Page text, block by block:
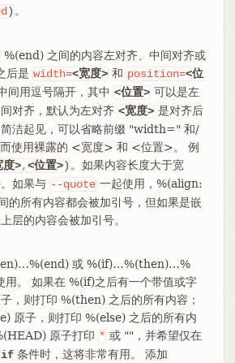
) 。
之间的内容左对齐、中间对齐或
后是 width=<宽度> 和 position=<位
间用逗号隔开，其中 <位置> 可以是左
对齐，默认为左对齐 <宽度> 是对齐后
简洁起见，可以省略前缀 "width=" 和/
使用裸露的 <宽度> 和 <位置>。 例
度>,<位置>) 。如果内容长度大于宽
如果与 --quote 一起使用，%(align:
所有内容都会被加引号，但如果是嵌
层的内容会被加引号。
或 %(if)…​%(then)…​%
。 如果在 %(if)之后有一个带值或字
，则打印 %(then) 之后的所有内容；
原子，则打印 %(else) 之后的所有内
原子打印 * 或 ""，并希望仅在
if条件时，这将非常有用。 添加